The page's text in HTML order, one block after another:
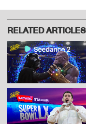
RELATED ARTICLES